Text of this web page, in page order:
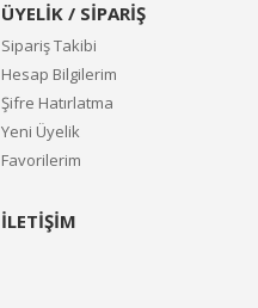
ÜYELİK / SİPARİŞ
Sipariş Takibi
Hesap Bilgilerim
Şifre Hatırlatma
Yeni Üyelik
Favorilerim
İLETİŞİM